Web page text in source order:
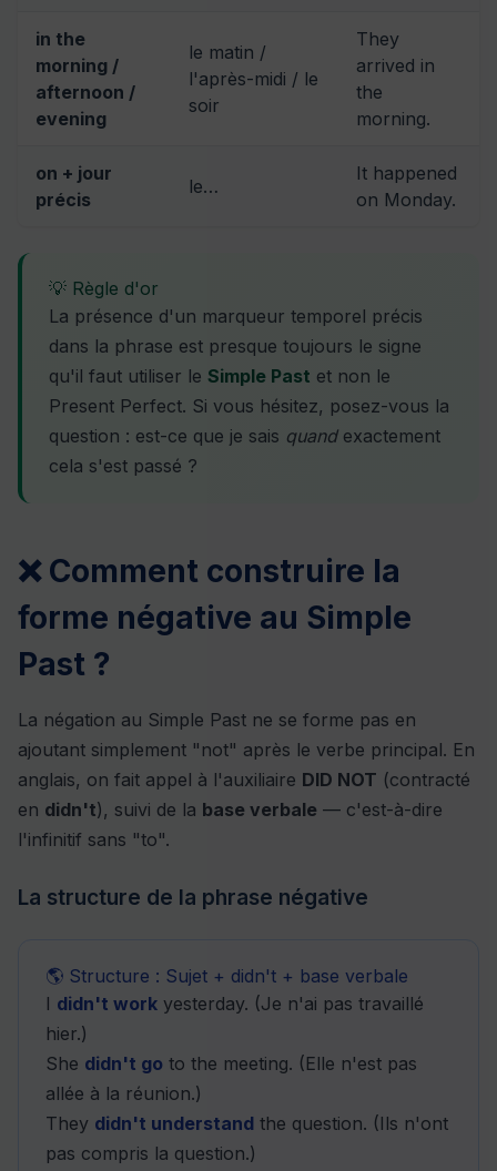
in the
morning /
afternoon /
evening
le matin /
l'après-midi / le
soir
They
arrived in
the
morning.
on + jour
précis
le…
It happened
on Monday.
💡 Règle d'or
La présence d'un marqueur temporel précis
dans la phrase est presque toujours le signe
qu'il faut utiliser le Simple Past et non le
Present Perfect. Si vous hésitez, posez-vous la
question : est-ce que je sais quandexactement
cela s'est passé ?
❌ Comment construire la
forme négative au Simple
Past ?
La négation au Simple Past ne se forme pas en
ajoutant simplement "not" après le verbe principal. En
anglais, on fait appel à l'auxiliaire DID NOT (contracté
en didn't), suivi de la base verbale — c'est-à-dire
l'infinitif sans "to".
La structure de la phrase négative
🌎 Structure : Sujet + didn't + base verbale
I didn't work yesterday. (Je n'ai pas travaillé
hier.)
She didn't go to the meeting. (Elle n'est pas
allée à la réunion.)
They didn't understand the question. (Ils n'ont
pas compris la question.)